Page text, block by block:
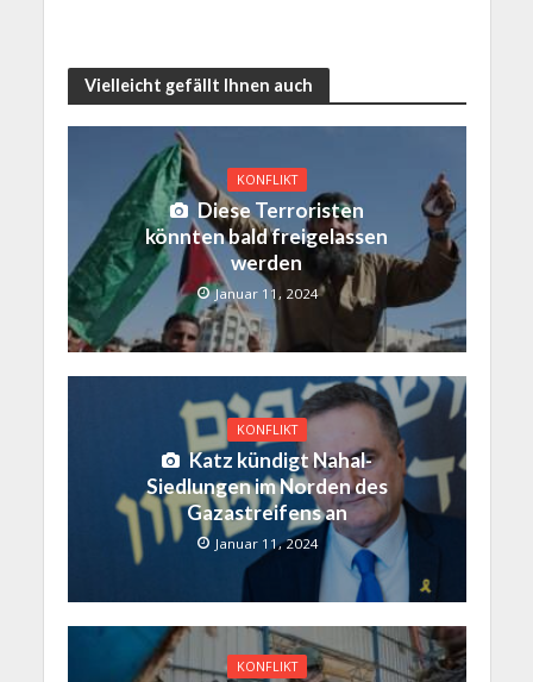
Vielleicht gefällt Ihnen auch
KONFLIKT
Diese Terroristen
könnten bald freigelassen
werden
Januar 11, 2024
KONFLIKT
Katz kündigt Nahal-
Siedlungen im Norden des
Gazastreifens an
Januar 11, 2024
KONFLIKT